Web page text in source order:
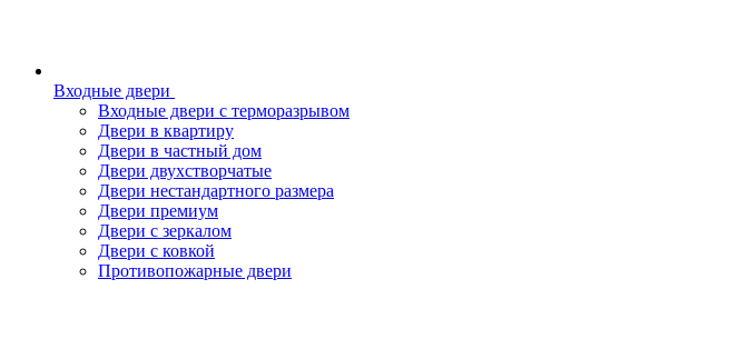
Входные двери
Входные двери с терморазрывом
Двери в квартиру
Двери в частный дом
Двери двухстворчатые
Двери нестандартного размера
Двери премиум
Двери с зеркалом
Двери с ковкой
Противопожарные двери